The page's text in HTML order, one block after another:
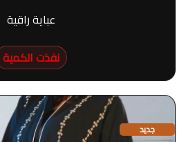
عباية راقية
نفذت الكمية
جديد